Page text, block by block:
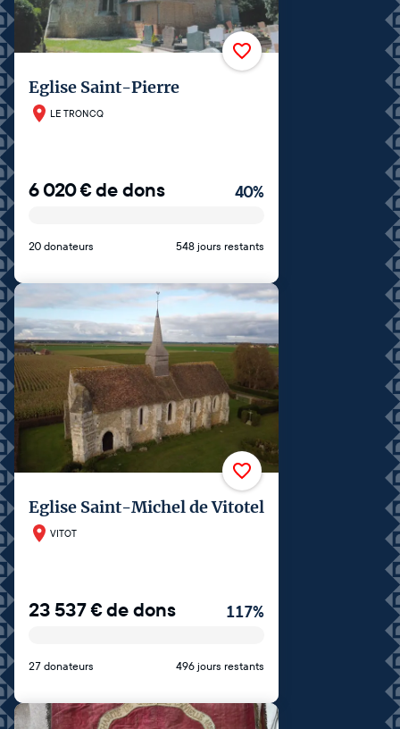
Eglise Saint-Pierre
LE TRONCQ
6 020€de dons 40%
20 donateurs 548 jours restants
Eglise Saint-Michel de Vitotel
VITOT
23 537€de dons 117%
27 donateurs 496 jours restants